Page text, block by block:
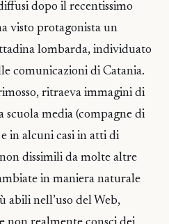
dopo il recentissimo
visto protagonista un
lombarda, individuato
comunicazioni di Catania.
ritraeva immagini di
scuola media (compagne di
in alcuni casi in atti di
dissimili da molte altre
in maniera naturale
abili nell’uso del Web,